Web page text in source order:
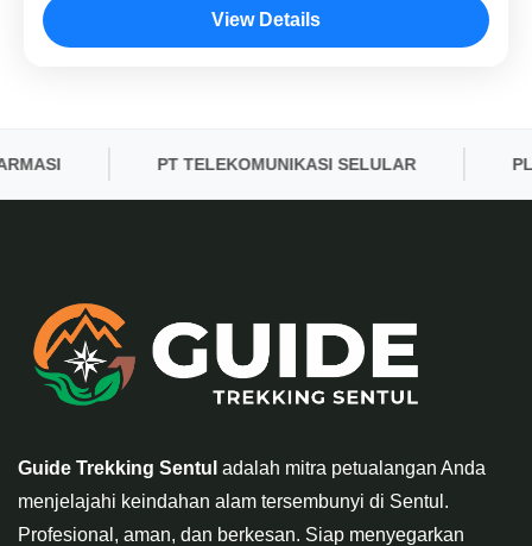
Leuwi Asih. Rute Medium...
View Details
PT TELEKOMUNIKASI SELULAR
Guide Trekking Sentul adalah mitra petualangan Anda
menjelajahi keindahan alam tersembunyi di Sentul.
Profesional, aman, dan berkesan. Siap menyegarkan